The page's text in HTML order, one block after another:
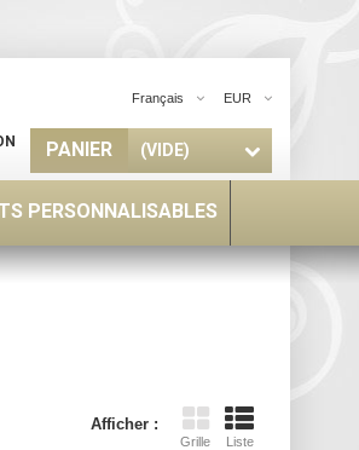
EUR
Français
PANIER (VIDE)
PERSONNALISABLES
Afficher :
Grille Liste